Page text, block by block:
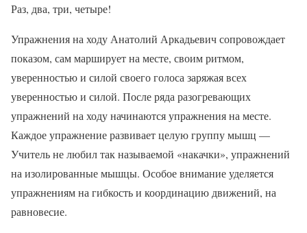
Раз, два, три, четыре!
Упражнения на ходу Анатолий Аркадьевич сопровождает
показом, сам марширует на месте, своим ритмом,
уверенностью и силой своего голоса заряжая всех
уверенностью и силой. После ряда разогревающих
упражнений на ходу начинаются упражнения на месте.
Каждое упражнение развивает целую группу мышц —
Учитель не любил так называемой «накачки», упражнений
на изолированные мышцы. Особое внимание уделяется
упражнениям на гибкость и координацию движений, на
равновесие.